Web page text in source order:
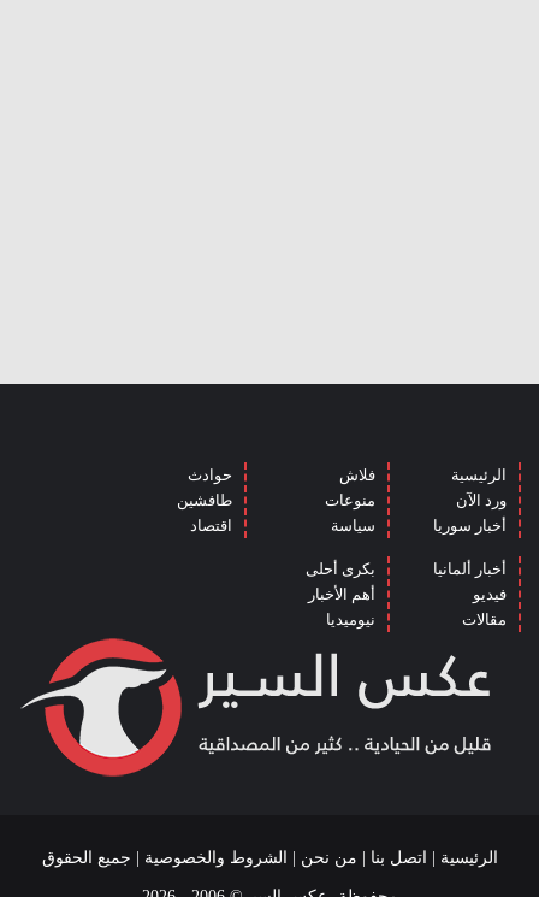
الرئيسية
ورد الآن
أخبار سوريا
فلاش
منوعات
سياسة
حوادث
طافشين
اقتصاد
أخبار ألمانيا
فيديو
مقالات
بكرى أحلى
أهم الأخبار
نيوميديا
الرئيسية | اتصل بنا | من نحن | الشروط والخصوصية | جميع الحقوق